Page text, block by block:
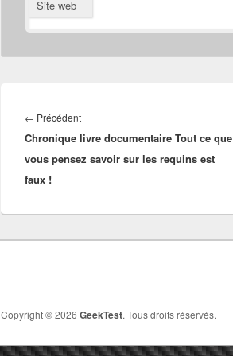
Site web
de
l’article
← PrécédentArticle
précédent :
Chronique livre documentaire Tout ce que
vous pensez savoir sur les requins est
faux !
Copyright © 2026 GeekTest. Tous droits réservés.